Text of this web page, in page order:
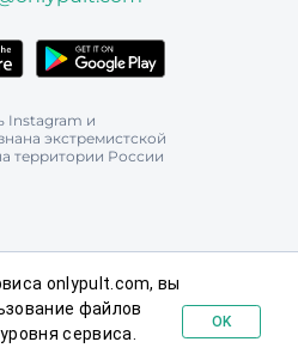
Instagram и
экстремистской
территории России
onlypult.com, вы
файлов
сервиса.
OK
бесплатно